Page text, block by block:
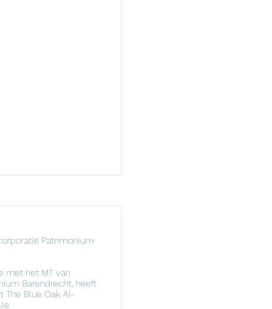
Patrimonium
met het MT van
Barendrecht, heeft
The Blue Oak AI-